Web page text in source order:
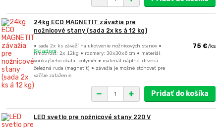
24kg ECO MAGNETIT závažia pre
nožnicové stany (sada 2x ks á 12 kg)
• sada 2x ks závaží na ukotvenie nožnicových stanov •
hmotnosť: 2x 12kg • rozmery: 30x30x6 cm • materiál
vonkajšieho obalu: polymér • materiál náplne: drvená
železná ruda (magnetit) • závažia je možné stohovať pre
väčšie zaťaženie
75 €/ks
Skladom
Pridať do košíka
LED svetlo pre nožnicové stany 220 V